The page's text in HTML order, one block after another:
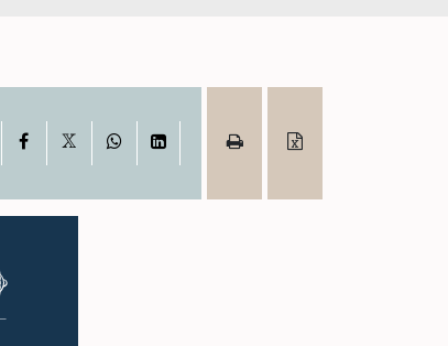
Facebook WhatsAppLinkedIn